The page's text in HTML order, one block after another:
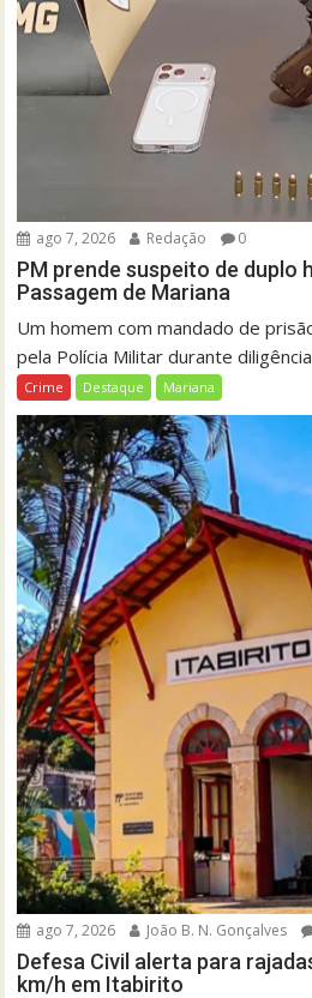
ago 7, 2026 Redação 0
PM prende suspeito de duplo
Passagem de Mariana
Um homem com mandado de
pela Polícia Militar durante
Crime Destaque Mariana
ago 7, 2026 João B. N. Gonçalves
Defesa Civil alerta para
km/h em Itabirito